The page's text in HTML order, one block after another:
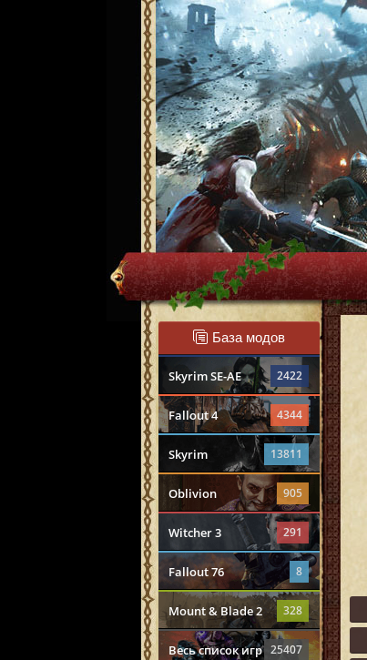
База модов
Skyrim SE-AE 2422
Fallout 4 4344
Skyrim 13811
Oblivion 905
Witcher 3 291
Fallout 76 8
Mount & Blade 2 328
Весь список игр 25407